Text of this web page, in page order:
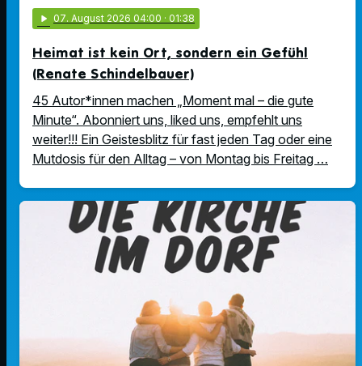
play_arrow 07. August 2026 04:00 · 01:38
Heimat ist kein Ort, sondern ein Gefühl
(Renate Schindelbauer)
45 Autor*innen machen „Moment mal – die gute
Minute“. Abonniert uns, liked uns, empfehlt uns
weiter!!! Ein Geistesblitz für fast jeden Tag oder eine
Mutdosis für den Alltag – von Montag bis Freitag …